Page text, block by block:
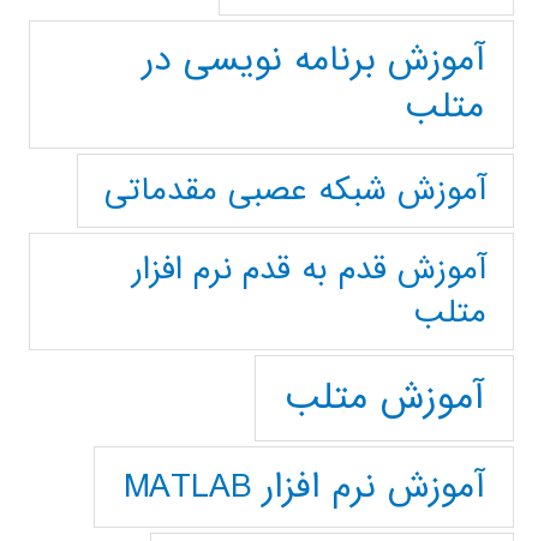
آموزش برنامه نویسی در
متلب
آموزش شبکه عصبی مقدماتی
آموزش قدم به قدم نرم افزار
متلب
آموزش متلب
آموزش نرم افزار MATLAB